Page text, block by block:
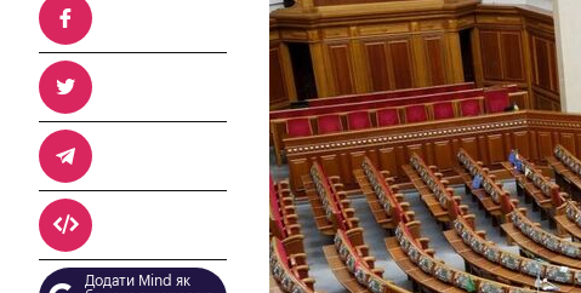
Додати Mind як